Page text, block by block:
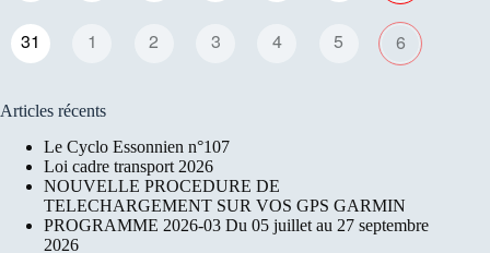
31 1 2 3 4 5 6
Articles récents
Le Cyclo Essonnien n°107
Loi cadre transport 2026
NOUVELLE PROCEDURE DE
TELECHARGEMENT SUR VOS GPS GARMIN
PROGRAMME 2026-03 Du 05 juillet au 27 septembre
2026